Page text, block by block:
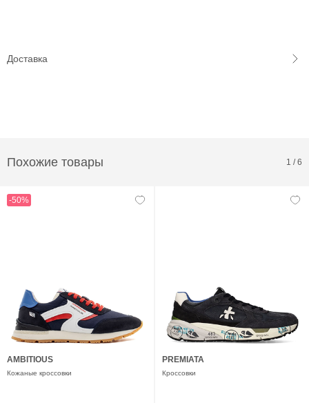
Доставка
Похожие товары 1 /6
-50%
AMBITIOUS
Кожаные кроссовки
PREMIATA
Кроссовки